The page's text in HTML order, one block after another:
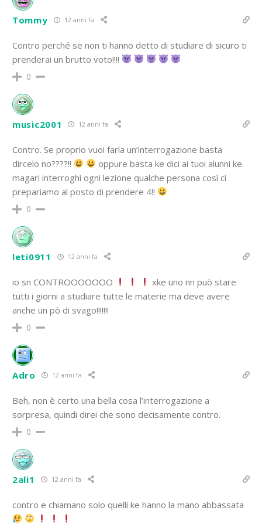
Tommy 12 anni fa
Contro perché se non ti hanno detto di studiare di sicuro ti
prenderai un brutto voto!!!!
0
music2001 12 anni fa
Contro. Se proprio vuoi farla un’interrogazione basta
dircelo no????!!
oppure basta ke dici ai tuoi alunni ke
magari interroghi ogni lezione qualche persona così ci
prepariamo al posto di prendere 4!!
0
leti0911 12 anni fa
io sn CONTROOOOOOO
xke uno nn può stare
tutti i giorni a studiare tutte le materie ma deve avere
anche un pò di svago!!!!!!!
0
Adro 12 anni fa
Beh, non è certo una bella cosa l’interrogazione a
sorpresa, quindi direi che sono decisamente contro.
0
2ali1 12 anni fa
contro e chiamano solo quelli ke hanno la mano abbassata